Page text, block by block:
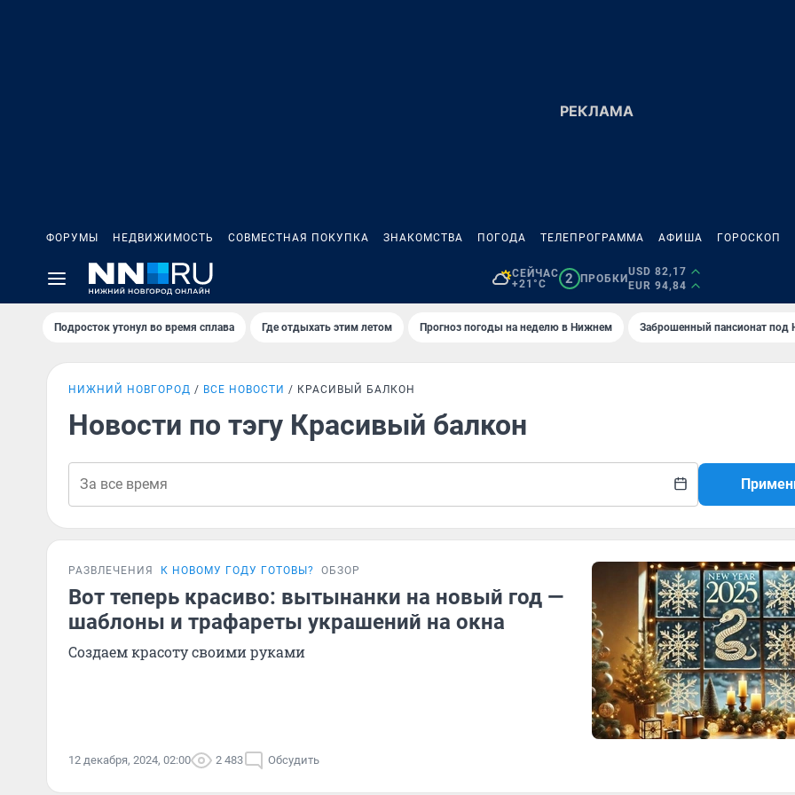
ФОРУМЫ НЕДВИЖИМОСТЬ СОВМЕСТНАЯ ПОКУПКА ЗНАКОМСТВА ПОГОДА ТЕЛЕПРОГРАММА АФИША ГОРОСКОП
СЕЙЧАС
+21°C
2 ПРОБКИ
USD 82,17
EUR 94,84
Подросток утонул во время сплава Где отдыхать этим летом Прогноз погоды на неделю в Нижнем Заброшенный пансионат
НИЖНИЙ НОВГОРОД ВСЕ НОВОСТИ КРАСИВЫЙ БАЛКОН
Новости по тэгу Красивый балкон
РАЗВЛЕЧЕНИЯ К НОВОМУ ГОДУ ГОТОВЫ? ОБЗОР
Вот теперь красиво: вытынанки на новый год —
шаблоны и трафареты украшений на окна
Создаем красоту своими руками
12 декабря, 2024, 02:00 2 483 Обсудить